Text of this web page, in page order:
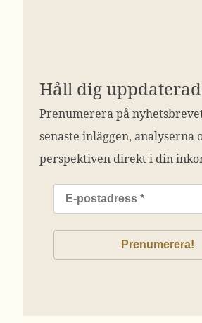
Håll dig uppdaterad
Prenumerera på
senaste inläggen, analyserna
perspektiven direkt i din